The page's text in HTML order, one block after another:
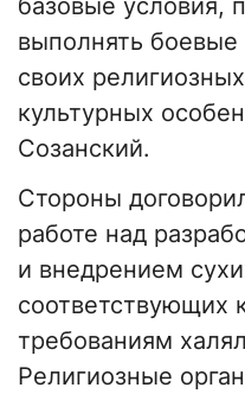
базовые условия,
выполнять боевые
своих
культурных
Созанский.
Стороны
работе над
и внедрением
соответствующих
требованиям
Религиозные